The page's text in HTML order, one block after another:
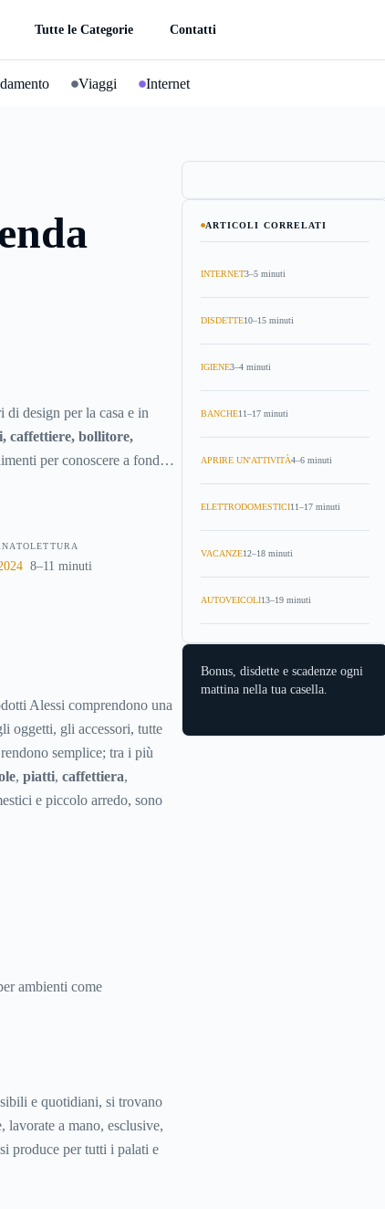
Tutte le Categorie Contatti
Viaggi Internet
di design per la casa e in
caffettiere, bollitore,
per conoscere a fondo i
al mondo.
LETTURA
8–11 minuti
Alessi comprendono una
oggetti, gli accessori, tutte
semplice; tra i più
, piatti, caffettiera,
e piccolo arredo, sono
ambienti come
e quotidiani, si trovano
lavorate a mano, esclusive,
produce per tutti i palati e
ARTICOLI CORRELATI
INTERNET3–5 minuti
DISDETTE10–15 minuti
IGIENE3–4 minuti
BANCHE11–17 minuti
APRIRE UN'ATTIVITÀ4–6 minuti
ELETTRODOMESTICI11–17 minuti
VACANZE12–18 minuti
AUTOVEICOLI13–19 minuti
Bonus, disdette e scadenze ogni
mattina nella tua casella.